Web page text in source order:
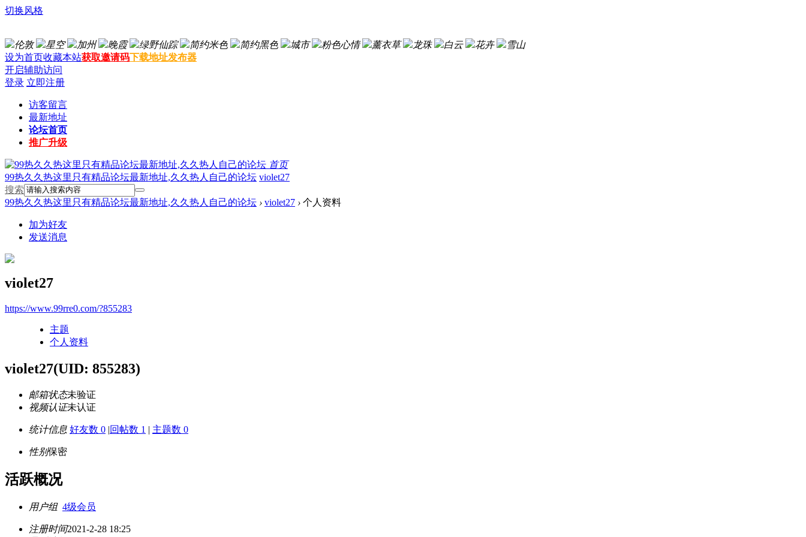
切换风格
伦敦 星空 加州 晚霞 绿野仙踪 简约米色 简约黑色 城市 粉色心情 薰衣草 龙珠 白云 花卉
雪山
设为首页收藏本站获取邀请码下载地址发布器
开启辅助访问
登录 立即注册
访客留言
最新地址
论坛首页
推广升级
首页
99热久久热这里只有精品论坛最新地址,久久热人自己的论坛 violet27
搜索
99热久久热这里只有精品论坛最新地址,久久热人自己的论坛 › violet27 › 个人资料
加为好友
发送消息
violet27
https://www.99rre0.com/?855283
主题
个人资料
violet27(UID: 855283)
邮箱状态未验证
视频认证未认证
统计信息 好友数 0 |回帖数 1 | 主题数 0
性别保密
活跃概况
用户组 4级会员
注册时间2021-2-28 18:25